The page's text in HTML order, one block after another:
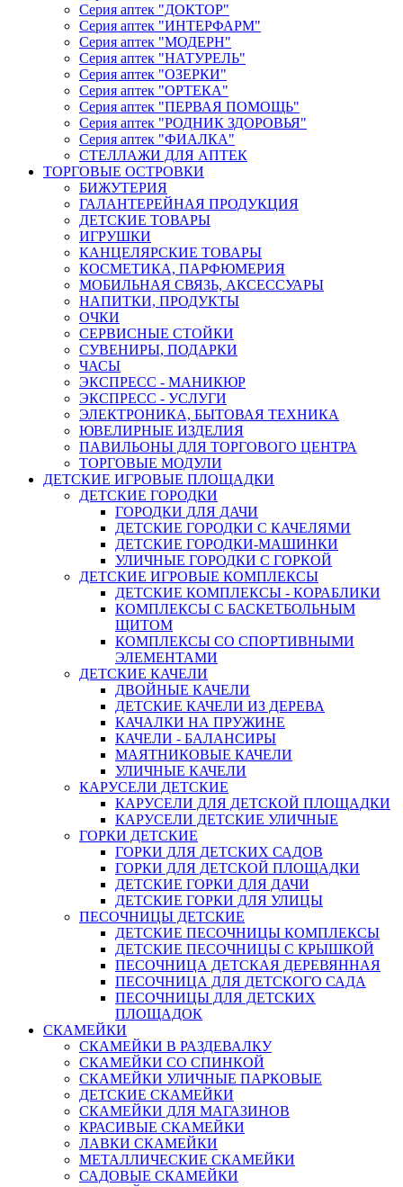
Серия аптек "ДОКТОР"
Серия аптек "ИНТЕРФАРМ"
Серия аптек "МОДЕРН"
Серия аптек "НАТУРЕЛЬ"
Серия аптек "ОЗЕРКИ"
Серия аптек "ОРТЕКА"
Серия аптек "ПЕРВАЯ ПОМОЩЬ"
Серия аптек "РОДНИК ЗДОРОВЬЯ"
Серия аптек "ФИАЛКА"
СТЕЛЛАЖИ ДЛЯ АПТЕК
ТОРГОВЫЕ ОСТРОВКИ
БИЖУТЕРИЯ
ГАЛАНТЕРЕЙНАЯ ПРОДУКЦИЯ
ДЕТСКИЕ ТОВАРЫ
ИГРУШКИ
КАНЦЕЛЯРСКИЕ ТОВАРЫ
КОСМЕТИКА, ПАРФЮМЕРИЯ
МОБИЛЬНАЯ СВЯЗЬ, АКСЕССУАРЫ
НАПИТКИ, ПРОДУКТЫ
ОЧКИ
СЕРВИСНЫЕ СТОЙКИ
СУВЕНИРЫ, ПОДАРКИ
ЧАСЫ
ЭКСПРЕСС - МАНИКЮР
ЭКСПРЕСС - УСЛУГИ
ЭЛЕКТРОНИКА, БЫТОВАЯ ТЕХНИКА
ЮВЕЛИРНЫЕ ИЗДЕЛИЯ
ПАВИЛЬОНЫ ДЛЯ ТОРГОВОГО ЦЕНТРА
ТОРГОВЫЕ МОДУЛИ
ДЕТСКИЕ ИГРОВЫЕ ПЛОЩАДКИ
ДЕТСКИЕ ГОРОДКИ
ГОРОДКИ ДЛЯ ДАЧИ
ДЕТСКИЕ ГОРОДКИ С КАЧЕЛЯМИ
ДЕТСКИЕ ГОРОДКИ-МАШИНКИ
УЛИЧНЫЕ ГОРОДКИ С ГОРКОЙ
ДЕТСКИЕ ИГРОВЫЕ КОМПЛЕКСЫ
ДЕТСКИЕ КОМПЛЕКСЫ - КОРАБЛИКИ
КОМПЛЕКСЫ С БАСКЕТБОЛЬНЫМ
ЩИТОМ
КОМПЛЕКСЫ СО СПОРТИВНЫМИ
ЭЛЕМЕНТАМИ
ДЕТСКИЕ КАЧЕЛИ
ДВОЙНЫЕ КАЧЕЛИ
ДЕТСКИЕ КАЧЕЛИ ИЗ ДЕРЕВА
КАЧАЛКИ НА ПРУЖИНЕ
КАЧЕЛИ - БАЛАНСИРЫ
МАЯТНИКОВЫЕ КАЧЕЛИ
УЛИЧНЫЕ КАЧЕЛИ
КАРУСЕЛИ ДЕТСКИЕ
КАРУСЕЛИ ДЛЯ ДЕТСКОЙ ПЛОЩАДКИ
КАРУСЕЛИ ДЕТСКИЕ УЛИЧНЫЕ
ГОРКИ ДЕТСКИЕ
ГОРКИ ДЛЯ ДЕТСКИХ САДОВ
ГОРКИ ДЛЯ ДЕТСКОЙ ПЛОЩАДКИ
ДЕТСКИЕ ГОРКИ ДЛЯ ДАЧИ
ДЕТСКИЕ ГОРКИ ДЛЯ УЛИЦЫ
ПЕСОЧНИЦЫ ДЕТСКИЕ
ДЕТСКИЕ ПЕСОЧНИЦЫ КОМПЛЕКСЫ
ДЕТСКИЕ ПЕСОЧНИЦЫ С КРЫШКОЙ
ПЕСОЧНИЦА ДЕТСКАЯ ДЕРЕВЯННАЯ
ПЕСОЧНИЦА ДЛЯ ДЕТСКОГО САДА
ПЕСОЧНИЦЫ ДЛЯ ДЕТСКИХ
ПЛОЩАДОК
СКАМЕЙКИ
СКАМЕЙКИ В РАЗДЕВАЛКУ
СКАМЕЙКИ СО СПИНКОЙ
СКАМЕЙКИ УЛИЧНЫЕ ПАРКОВЫЕ
ДЕТСКИЕ СКАМЕЙКИ
СКАМЕЙКИ ДЛЯ МАГАЗИНОВ
КРАСИВЫЕ СКАМЕЙКИ
ЛАВКИ СКАМЕЙКИ
МЕТАЛЛИЧЕСКИЕ СКАМЕЙКИ
САДОВЫЕ СКАМЕЙКИ